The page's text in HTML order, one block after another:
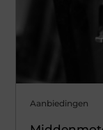
Aanbiedingen